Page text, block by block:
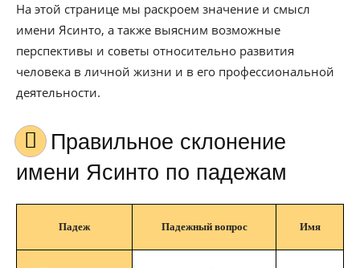
На этой странице мы раскроем значение и смысл
имени Ясинто, а также выясним возможные
перспективы и советы относительно развития
человека в личной жизни и в его профессиональной
деятельности.
Правильное склонение
имени Ясинто по падежам
Падеж Падежный вопрос Имя